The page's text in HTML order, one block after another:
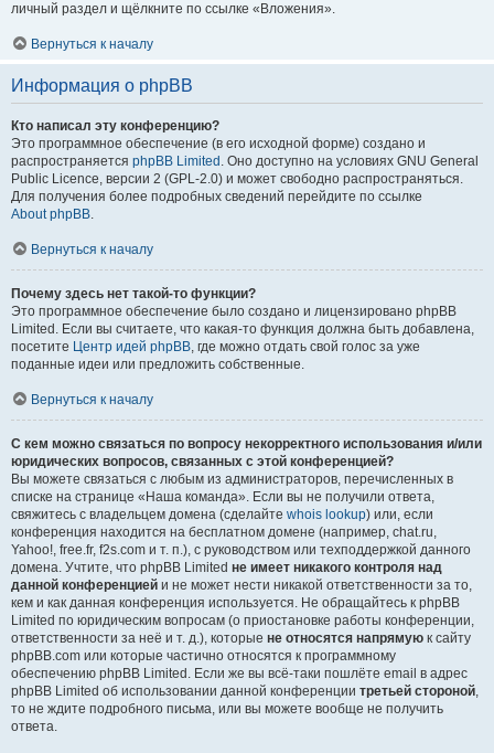
личный раздел и щёлкните по ссылке «Вложения».
Вернуться к началу
Информация о phpBB
Кто написал эту конференцию?
Это программное обеспечение (в его исходной форме) создано и
распространяется phpBB Limited . Оно доступно на условиях GNU General
Public Licence, версии 2 (GPL-2.0) и может свободно распространяться.
Для получения более подробных сведений перейдите по ссылке
About phpBB.
Вернуться к началу
Почему здесь нет такой-то функции?
Это программное обеспечение было создано и лицензировано phpBB
Limited. Если вы считаете, что какая-то функция должна быть добавлена,
посетите Центр идей phpBB, где можно отдать свой голос за уже
поданные идеи или предложить собственные.
Вернуться к началу
С кем можно связаться по вопросу некорректного использования и/или
юридических вопросов, связанных с этой конференцией?
Вы можете связаться с любым из администраторов, перечисленных в
списке на странице «Наша команда». Если вы не получили ответа,
свяжитесь с владельцем домена (сделайте whois lookup) или, если
конференция находится на бесплатном домене (например, chat.ru,
Yahoo!, free.fr, f2s.com и т. п.), с руководством или техподдержкой данного
домена. Учтите, что phpBB Limited не имеет никакого контроля над
данной конференцией и не может нести никакой ответственности за то,
кем и как данная конференция используется. Не обращайтесь к phpBB
Limited по юридическим вопросам (о приостановке работы конференции,
ответственности за неё и т. д.), которые не относятся напрямую к сайту
phpBB.com или которые частично относятся к программному
обеспечению phpBB Limited. Если же вы всё-таки пошлёте email в адрес
phpBB Limited об использовании данной конференции третьей стороной,
то не ждите подробного письма, или вы можете вообще не получить
ответа.